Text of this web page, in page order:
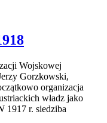
Wojskowej
Gorzkowski,
organizacja
władz jako
1917 r. siedziba